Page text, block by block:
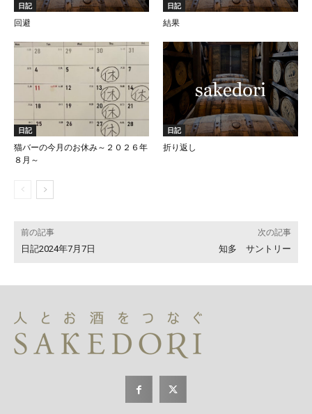
日記
回避
日記
結果
日記
猫バーの今月のお休み～２０２６年
８月～
日記
折り返し
前の記事
日記2024年7月7日
次の記事
知多 サントリー